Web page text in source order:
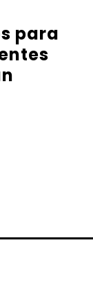
para